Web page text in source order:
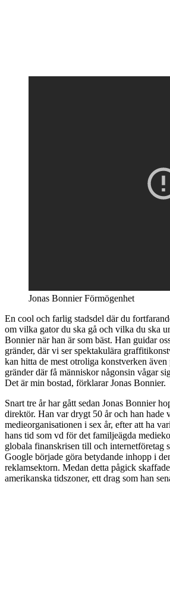
Jonas Bonnier Förmögenhet
En cool och farlig stadsdel där du
om vilka gator du ska gå och vilka du ska
Bonnier när han är som bäst. Han guidar
gränder, där vi ser spektakulära
kan hitta de mest otroliga konstverken
gränder där få människor någonsin vågar
Det är min bostad, förklarar Jonas Bonnier.
Snart tre år har gått sedan Jonas Bonnier
direktör. Han var drygt 50 år och han hade
medieorganisationen i sex år, efter att ha
hans tid som vd för det familjeägda
globala finanskrisen till och internetföretag
Google började göra betydande inhopp i
reklamsektorn. Medan detta pågick
amerikanska tidszoner, ett drag som han